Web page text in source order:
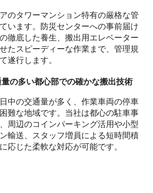
のタワーマンション特有の厳格な管
います。防災センターへの事前届け
徹底した養生、搬出用エレベーター
たスピーディーな作業まで、管理規
遂行します。
の多い都心部での確かな搬出技術
中の交通量が多く、作業車両の停車
難な地域です。当社は都心の駐車事
周辺のコインパーキング活用や小型
輸送、スタッフ増員による短時間積
応じた柔軟な対応が可能です。